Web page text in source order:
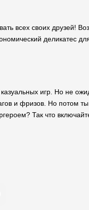
всех своих друзей!
деликатес
игр. Но не
и фризов. Но потом
Так что